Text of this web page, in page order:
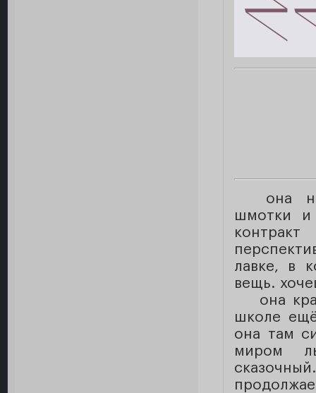
она
шмотки и
лавке, в
вещь.
она
школе
она там
миром